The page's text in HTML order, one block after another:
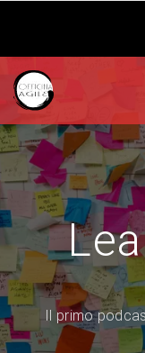
Il primo